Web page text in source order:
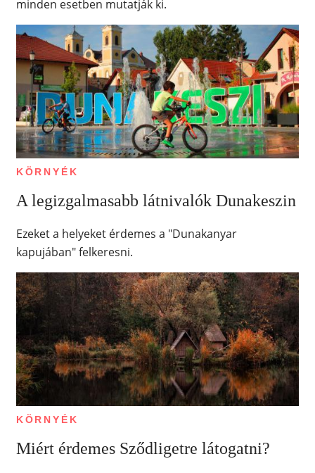
minden esetben mutatják ki.
KÖRNYÉK
A legizgalmasabb látnivalók Dunakeszin
Ezeket a helyeket érdemes a "Dunakanyar
kapujában" felkeresni.
KÖRNYÉK
Miért érdemes Sződligetre látogatni?